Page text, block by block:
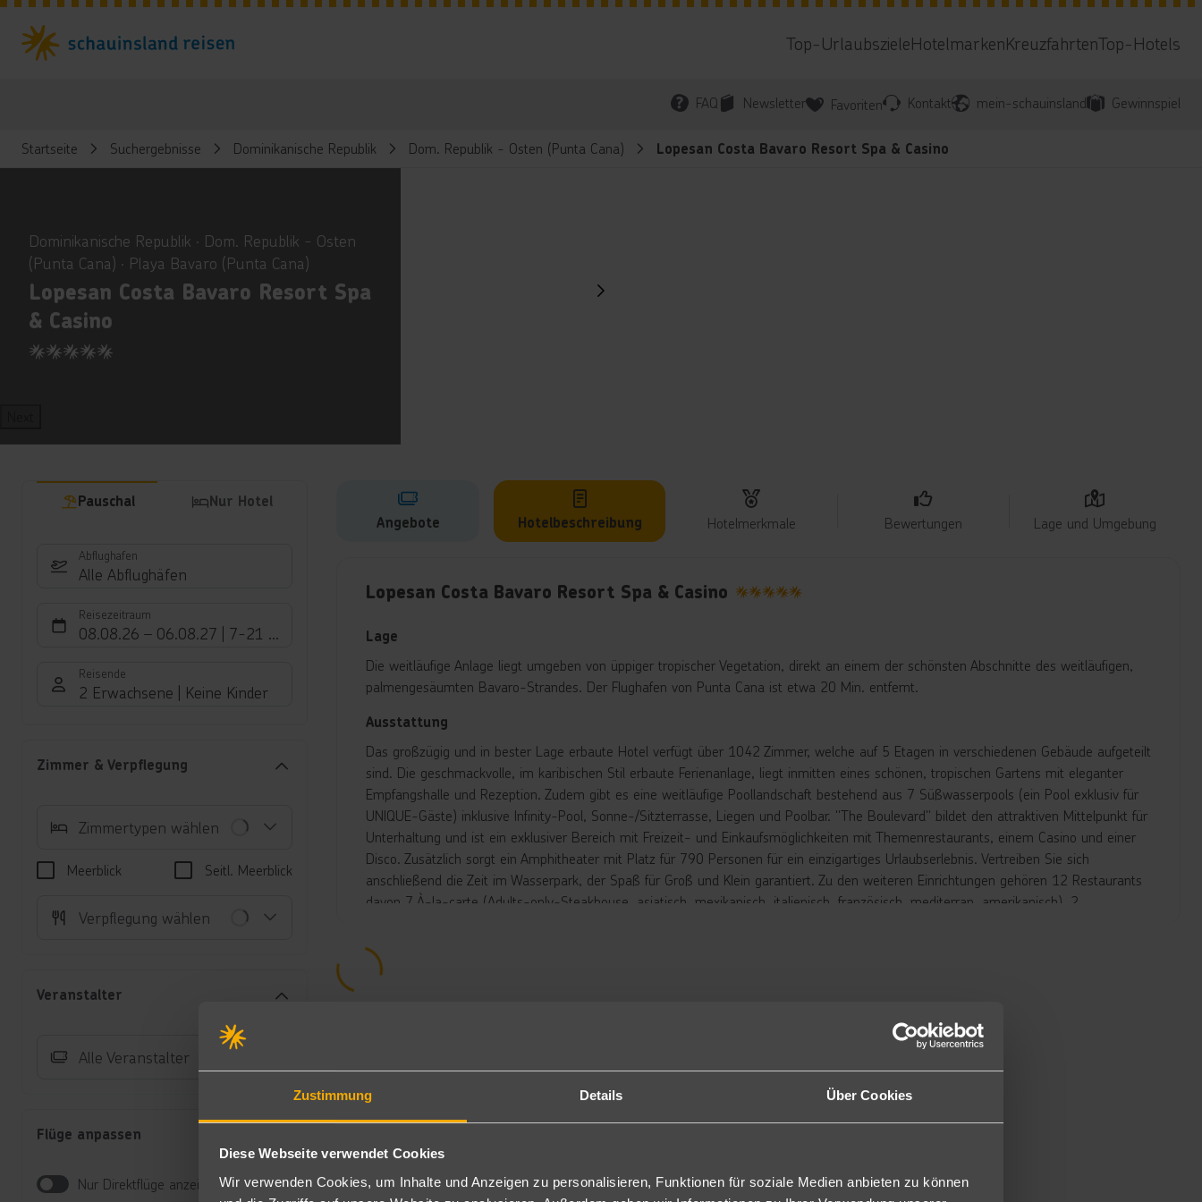
Zustimmung Details Über Cookies
Diese Webseite verwendet Cookies
Wir verwenden Cookies, um Inhalte und Anzeigen zu personalisieren, Funktionen für soziale Medien anbieten zu können
Top-UrlaubszieleHotelmarkenKreuzfahrtenTop-Hotels
FAQ Newsletter Favoriten Kontakt mein-schauinsland Gewinnspiel
Startseite Suchergebnisse Dominikanische Republik Dom. Republik - Osten (Punta Cana) Lopesan Costa Bavaro Resort Spa & Casino
Dominikanische Republik ∙ Dom. Republik - Osten
(Punta Cana) ∙ Playa Bavaro (Punta Cana)
Lopesan Costa Bavaro Resort Spa
& Casino
5
Pauschal Nur Hotel
Abflughafen
Alle Abflughäfen
Reisezeitraum
08.08.26 – 06.08.27 7-21 Nächte
Reisende
2 Erwachsene Keine Kinder
Zimmer & Verpflegung
Zimmertypen wählen
Meerblick Seitl. Meerblick
Verpflegung wählen
Veranstalter
Alle Veranstalter
Flüge anpassen
Nur Direktflüge anzeigen
Angebote Hotelbeschreibung Hotelmerkmale Bewertungen Lage und Umgebung
Lopesan Costa Bavaro Resort Spa & Casino
Lage
Die weitläufige Anlage liegt umgeben von üppiger tropischer Vegetation, direkt an einem der schönsten Abschnitte des weitläufigen,
palmengesäumten Bavaro-Strandes. Der Flughafen von Punta Cana ist etwa 20 Min. entfernt.
Ausstattung
Das großzügig und in bester Lage erbaute Hotel verfügt über 1042 Zimmer, welche auf 5 Etagen in verschiedenen Gebäude aufgeteilt
sind. Die geschmackvolle, im karibischen Stil erbaute Ferienanlage, liegt inmitten eines schönen, tropischen Gartens mit eleganter
Empfangshalle und Rezeption. Zudem gibt es eine weitläufige Poollandschaft bestehend aus 7 Süßwasserpools (ein Pool exklusiv für
UNIQUE-Gäste) inklusive Infinity-Pool, Sonne-/Sitzterrasse, Liegen und Poolbar. "The Boulevard" bildet den attraktiven Mittelpunkt für
Unterhaltung und ist ein exklusiver Bereich mit Freizeit- und Einkaufsmöglichkeiten mit Themenrestaurants, einem Casino und einer
Disco. Zusätzlich sorgt ein Amphitheater mit Platz für 790 Personen für ein einzigartiges Urlaubserlebnis. Vertreiben Sie sich
anschließend die Zeit im Wasserpark, der Spaß für Groß und Klein garantiert. Zu den weiteren Einrichtungen gehören 12 Restaurants
davon 7 À-la-carte (Adults-only-Steakhouse, asiatisch, mexikanisch, italienisch, französisch, mediterran, amerikanisch), 2
und 17 Bars.
Unterbringung
einem Kingsize-Bett oder zwei Queensize-Betten, Dusche/WC, Föhn, Klimaanlage, 50-Zoll-Sat.-TV, Telefon, Safe,
Kaffeezubereiter, Minibar, Bügeleisen/-brett, Bademäntel, Hausschuhe und einen Balkon oder Terrasse. Pool View oder Ocean
View (seitlicher Meerblick) sind gegen Aufpreis buchbar.
Juniorsuite: Bei gleicher Ausstattung wie die Junior Suiten bevorzugte Lage können diese Zimmer auch in anderen teilen der
Hotelanlage gelegen sein. Die Zimmer verfügen über einen Balkon mit Gartenblick.
Juniorsuite Swim Out (PUJ933): Die Zimmer verfügen über Tropical/Pool View und sind ausgestattet mit einem Kingsize-Bett und
einem Schlafsofa oder zwei Queensize-Betten, Dusche/WC, Föhn, Klimaanlage, 50-Zoll-Sat.-TV, Telefon, Safe, Kaffeezubereiter,
Unique Junior Suite Tropical (PUJ933): Wie die Junior Suite ausgestattet und zusätzlich mit Zugang zum privaten "UNIQUE at